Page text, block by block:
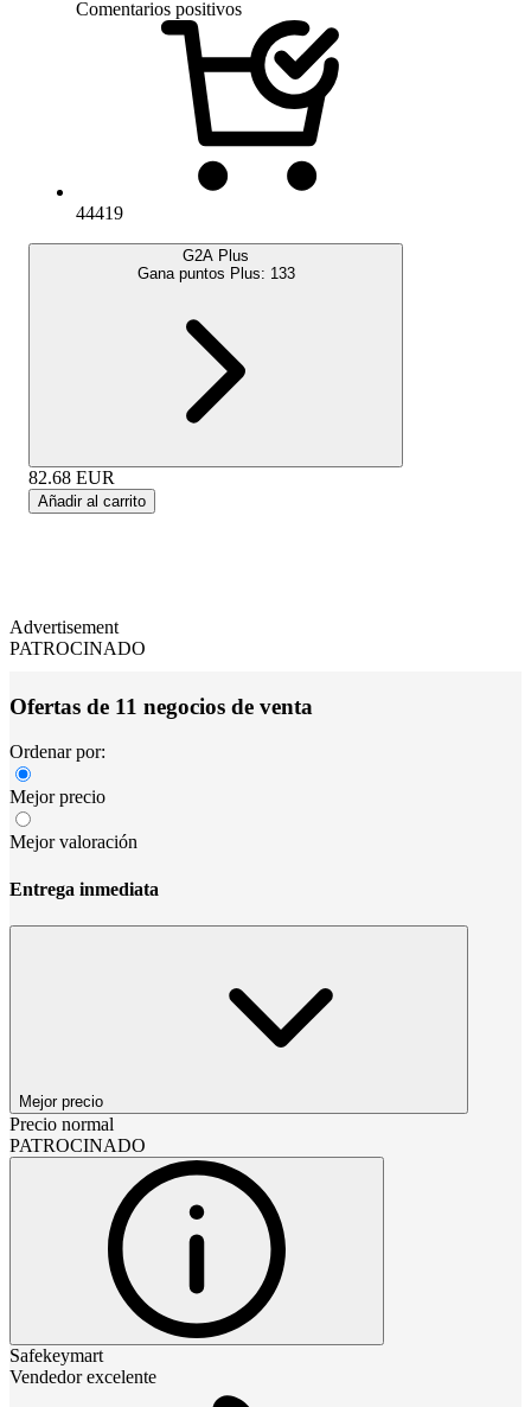
Comentarios positivos
44419
G2A Plus
Gana puntos Plus: 133
82.68 EUR
Añadir al carrito
Advertisement
PATROCINADO
Ofertas de 11 negocios de venta
Ordenar por:
Mejor precio
Mejor valoración
Entrega inmediata
Mejor precio
Precio normal
PATROCINADO
Safekeymart
Vendedor excelente